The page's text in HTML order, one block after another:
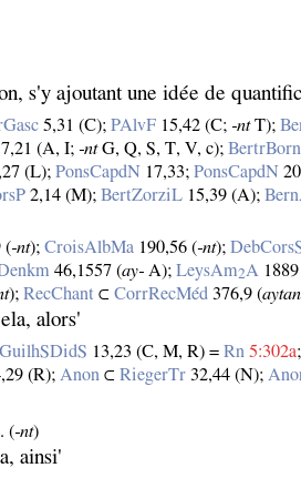
s'y ajoutant une idée de
5,31 (C);PAlvF 15,42 (C;‑ntT);
(A, I;‑ntG, Q, S, T, V, c);
(L);PonsCapdN 17,33;PonsCapdN
2,14 (M);BertZorziL 15,39 (A);
(‑nt);CroisAlbMa 190,56 (‑nt);
46,1557 (ay‑ A);LeysAm2A
);RecChant ⊂CorrRecMéd 376,9 (
alors'
GuilhSDidS 13,23 (C, M, R) =Rn 5:302a
(R); Anon ⊂RiegerTr 32,44 (N);
(‑nt)
ainsi'